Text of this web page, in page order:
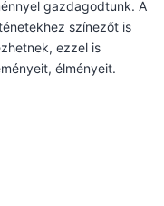
gazdagodtunk. A
színezőt is
ezzel is
élményeit.